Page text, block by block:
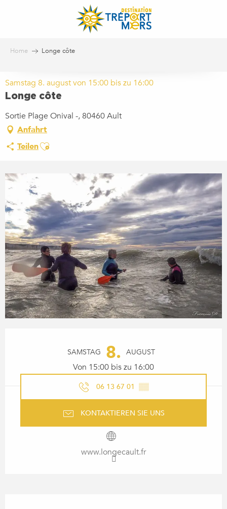
Home Longe côte
Samstag 8. august von 15:00 bis zu 16:00
Longe côte
Sortie Plage Onival -, 80460 Ault
Anfahrt
TeilenAjouter aux favoris
SAMSTAG 8. AUGUST
Von 15:00 bis zu 16:00
06 13 67 01 ▒▒
KONTAKTIEREN SIE UNS
www.longecault.fr